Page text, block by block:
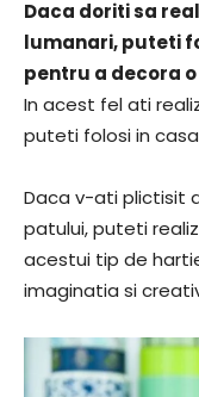
Daca doriti sa
lumanari, puteti
pentru a decora
In acest fel ati
puteti folosi in
Daca v-ati plictisit
patului, puteti
acestui tip de
imaginatia si